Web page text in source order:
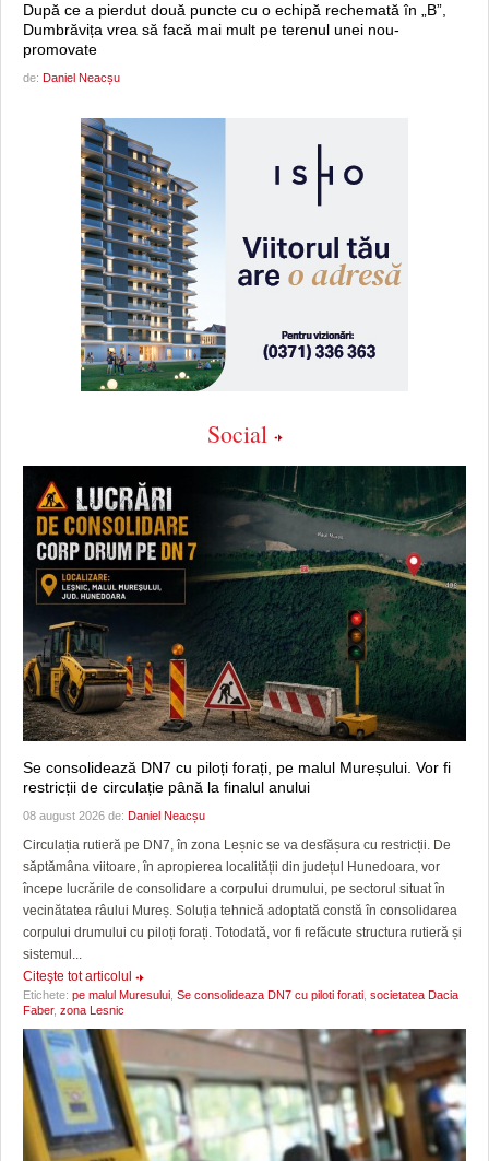
După ce a pierdut două puncte cu o echipă rechemată în „B”,
Dumbrăvița vrea să facă mai mult pe terenul unei nou-
promovate
de: Daniel Neacșu
Social
Se consolidează DN7 cu piloți forați, pe malul Mureșului. Vor fi
restricții de circulație până la finalul anului
08 august 2026 de: Daniel Neacșu
Circulația rutieră pe DN7, în zona Leșnic se va desfășura cu restricții. De
săptămâna viitoare, în apropierea localității din județul Hunedoara, vor
începe lucrările de consolidare a corpului drumului, pe sectorul situat în
vecinătatea râului Mureș. Soluția tehnică adoptată constă în consolidarea
corpului drumului cu piloți forați. Totodată, vor fi refăcute structura rutieră și
sistemul...
Citeşte tot articolul
Etichete: pe malul Muresului, Se consolideaza DN7 cu piloti forati, societatea Dacia
Faber, zona Lesnic